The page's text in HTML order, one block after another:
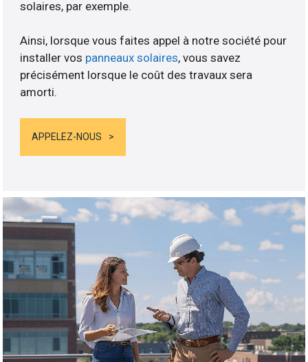
solaires, par exemple.
Ainsi, lorsque vous faites appel à notre société pour
installer vos panneaux solaires, vous savez
précisément lorsque le coût des travaux sera
amorti.
APPELEZ-NOUS